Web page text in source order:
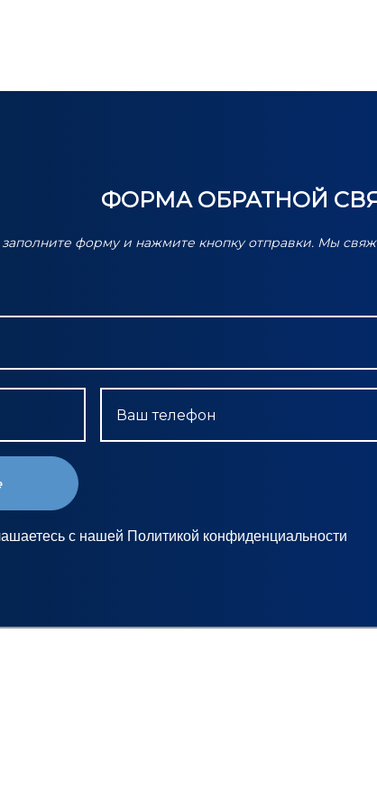
ФОРМА ОБРАТНОЙ
форму и нажмите кнопку отправки. Мы
Ваш телефон
с нашей Политикой конфиденциальности